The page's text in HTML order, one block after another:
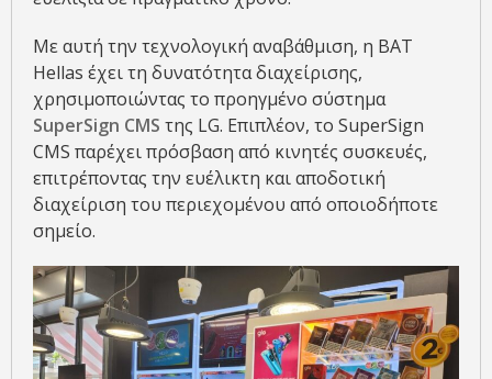
Με αυτή την τεχνολογική αναβάθμιση, η BAT
Hellas έχει τη δυνατότητα διαχείρισης,
χρησιμοποιώντας το προηγμένο σύστημα
SuperSign CMS της LG. Επιπλέον, το SuperSign
CMS παρέχει πρόσβαση από κινητές συσκευές,
επιτρέποντας την ευέλικτη και αποδοτική
διαχείριση του περιεχομένου από οποιοδήποτε
σημείο.